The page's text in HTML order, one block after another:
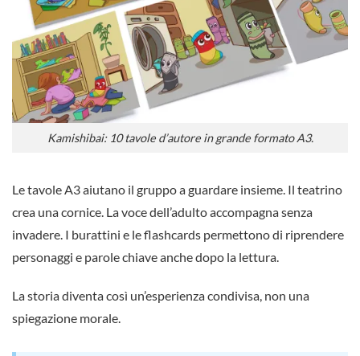
Kamishibai: 10 tavole d’autore in grande formato A3.
Le tavole A3 aiutano il gruppo a guardare insieme. Il teatrino
crea una cornice. La voce dell’adulto accompagna senza
invadere. I burattini e le flashcards permettono di riprendere
personaggi e parole chiave anche dopo la lettura.
La storia diventa così un’esperienza condivisa, non una
spiegazione morale.